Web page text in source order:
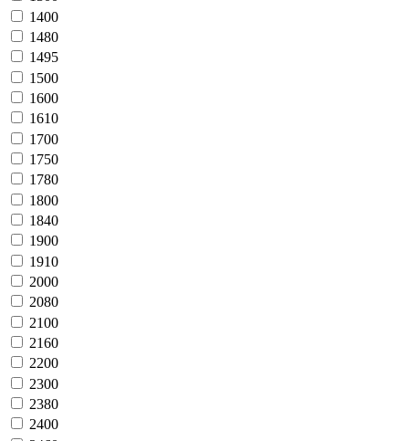
1400
1480
1495
1500
1600
1610
1700
1750
1780
1800
1840
1900
1910
2000
2080
2100
2160
2200
2300
2380
2400